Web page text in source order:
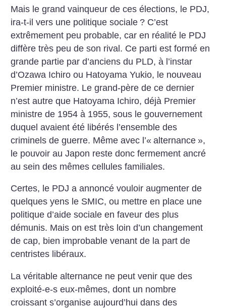
Mais le grand vainqueur de ces élections, le PDJ,
ira-t-il vers une politique sociale ? C’est
extrêmement peu probable, car en réalité le PDJ
diffère très peu de son rival. Ce parti est formé en
grande partie par d’anciens du PLD, à l’instar
d’Ozawa Ichiro ou Hatoyama Yukio, le nouveau
Premier ministre. Le grand-père de ce dernier
n’est autre que Hatoyama Ichiro, déjà Premier
ministre de 1954 à 1955, sous le gouvernement
duquel avaient été libérés l’ensemble des
criminels de guerre. Même avec l’« alternance »,
le pouvoir au Japon reste donc fermement ancré
au sein des mêmes cellules familiales.
Certes, le PDJ a annoncé vouloir augmenter de
quelques yens le SMIC, ou mettre en place une
politique d’aide sociale en faveur des plus
démunis. Mais on est très loin d’un changement
de cap, bien improbable venant de la part de
centristes libéraux.
La véritable alternance ne peut venir que des
exploité-e-s eux-mêmes, dont un nombre
croissant s’organise aujourd’hui dans des